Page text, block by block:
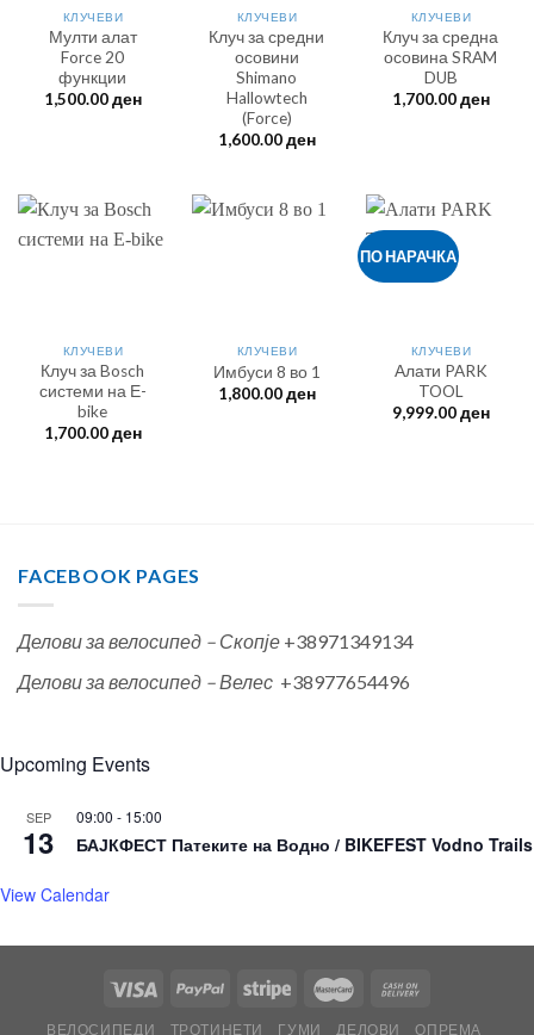
КЛУЧЕВИ
Мулти алат
Force 20
функции
1,500.00ден
КЛУЧЕВИ
Клуч за средни
осовини
Shimano
Hallowtech
(Force)
1,600.00ден
КЛУЧЕВИ
Клуч за средна
осовина SRAM
DUB
1,700.00ден
КЛУЧЕВИ
Клуч за Bosch
системи на Е-
bike
1,700.00ден
КЛУЧЕВИ
Имбуси 8 во 1
1,800.00ден
ПО НАРАЧКА
КЛУЧЕВИ
Алати PARK
TOOL
9,999.00ден
FACEBOOK PAGES
Делови за велосипед – Скопје +38971349134
Делови за велосипед – Велес +38977654496
Upcoming Events
SEP
13
09:00 - 15:00
БАЈКФЕСТ Патеките на Водно / BIKEFEST Vodno Trails
View Calendar
ВЕЛОСИПЕДИ ТРОТИНЕТИ ГУМИ ДЕЛОВИ ОПРЕМА